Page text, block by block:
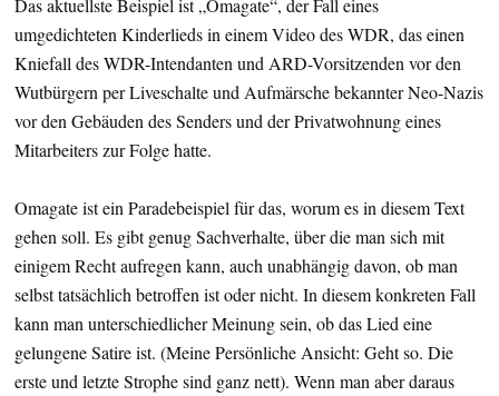
Das aktuellste Beispiel ist „Omagate“, der Fall eines
umgedichteten Kinderlieds in einem Video des WDR, das einen
Kniefall des WDR-Intendanten und ARD-Vorsitzenden vor den
Wutbürgern per Liveschalte und Aufmärsche bekannter Neo-Nazis
vor den Gebäuden des Senders und der Privatwohnung eines
Mitarbeiters zur Folge hatte.
Omagate ist ein Paradebeispiel für das, worum es in diesem Text
gehen soll. Es gibt genug Sachverhalte, über die man sich mit
einigem Recht aufregen kann, auch unabhängig davon, ob man
selbst tatsächlich betroffen ist oder nicht. In diesem konkreten Fall
kann man unterschiedlicher Meinung sein, ob das Lied eine
gelungene Satire ist. (Meine Persönliche Ansicht: Geht so. Die
erste und letzte Strophe sind ganz nett). Wenn man aber daraus